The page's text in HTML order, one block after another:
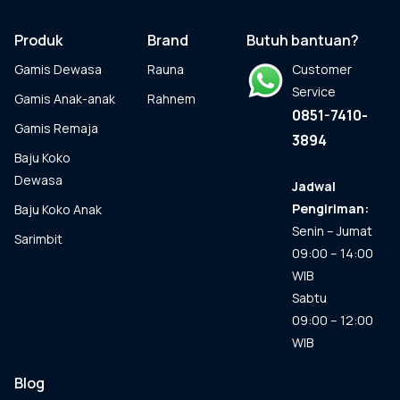
dapat
di
produk
Produk
Gamis Dewasa
Gamis Anak-anak
Gamis Remaja
Baju Koko
Dewasa
Baju Koko Anak
Sarimbit
Brand
Rauna
Rahnem
Butuh bantuan?
Customer
Service
0851-7410-
3894
Jadwal
Pengiriman:
Senin – Jumat
09:00 – 14:00
WIB
Sabtu
09:00 – 12:00
WIB
Blog